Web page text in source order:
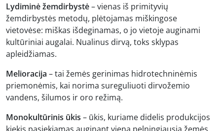
Lydiminė žemdirbystė– vienas iš primityvių
žemdirbystės metodų, plėtojamas miškingose
vietovėse: miškas išdeginamas, o jo vietoje auginami
kultūriniai augalai. Nualinus dirvą, toks sklypas
apleidžiamas.
Melioracija – tai žemės gerinimas hidrotechninėmis
priemonėmis, kai norima sureguliuoti dirvožemio
vandens, šilumos ir oro režimą.
Monokultūrinis ūkis – ūkis, kuriame didelis produkcijos
kiekis pasiekiamas auginant vieną pelningiausią žemės